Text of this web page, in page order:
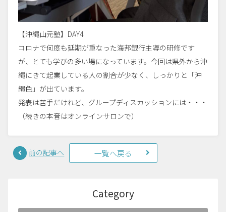
【沖縄山元塾】DAY4
コロナで何度も延期が重なった海邦銀行主導の研修です
が、とても学びの多い場になっています。今回は県外から沖
縄にきて起業している人の割合が少なく、しっかりと「沖
縄色」が出ています。
発表は苦手だけれど、グループディスカッションには・・・
（続きの本音はオンラインサロンで）
前の記事へ 一覧へ戻る
Category